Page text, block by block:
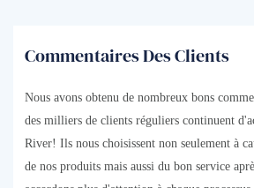
Commentaires Des Clients
Nous avons obtenu de nombreux bons
des milliers de clients réguliers continuent
River! Ils nous choisissent non seulement à
de nos produits mais aussi du bon service